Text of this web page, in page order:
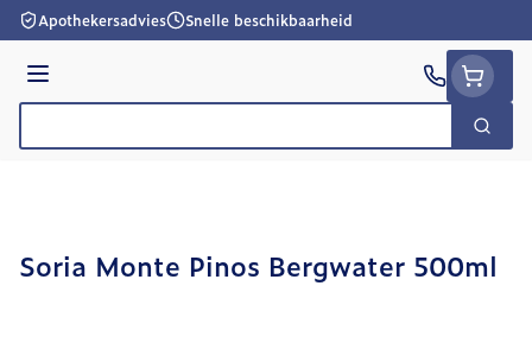
Ga naar de inhoud
Apothekersadvies Snelle beschikbaarheid
Menu
Zoek
Soria Monte Pinos Bergwater 500ml